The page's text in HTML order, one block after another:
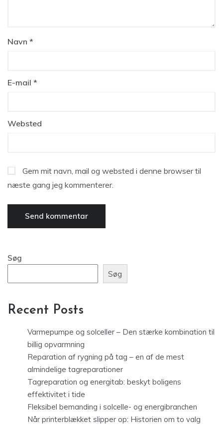
Navn *
E-mail *
Websted
Gem mit navn, mail og websted i denne browser til
næste gang jeg kommenterer.
Søg
Søg
Recent Posts
Varmepumpe og solceller – Den stærke kombination til
billig opvarmning
Reparation af rygning på tag – en af de mest
almindelige tagreparationer
Tagreparation og energitab: beskyt boligens
effektivitet i tide
Fleksibel bemanding i solcelle- og energibranchen
Når printerblækket slipper op: Historien om to valg